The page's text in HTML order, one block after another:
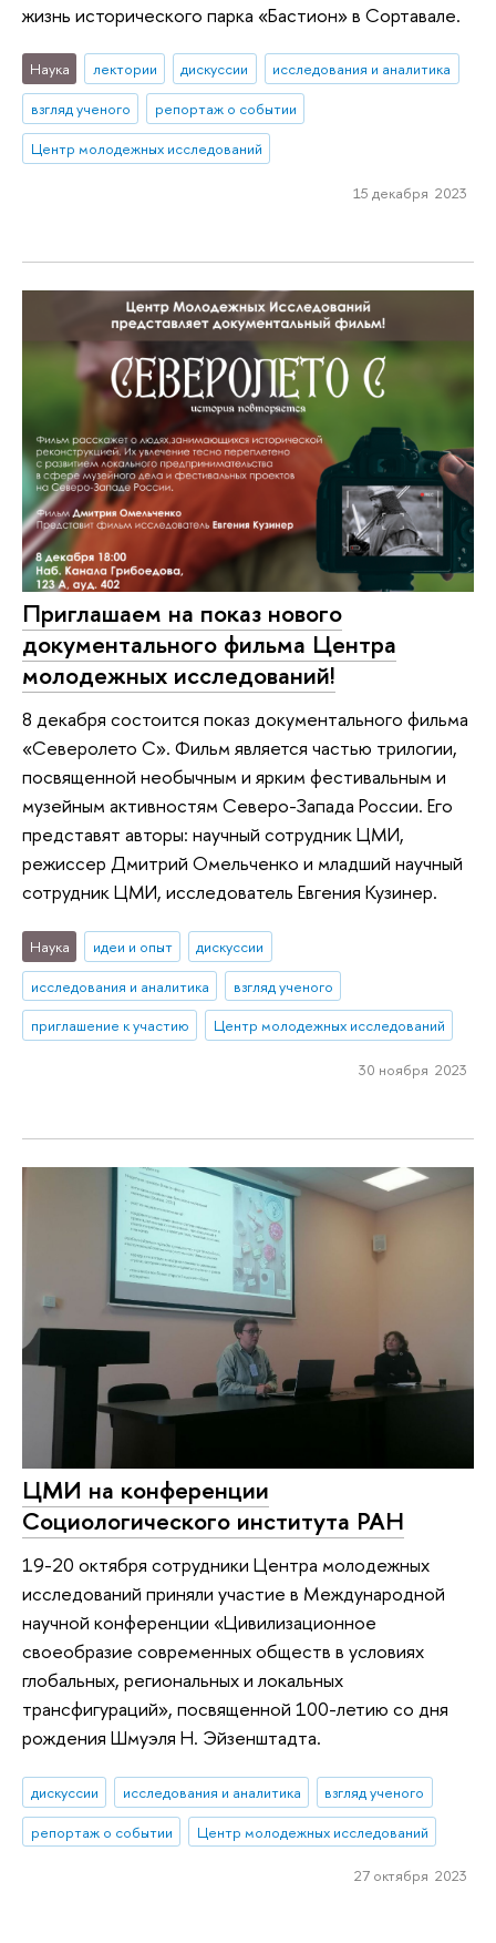
жизнь исторического парка «Бастион» в Сортавале.
Наука лектории дискуссии
исследования и аналитика
взгляд ученого
репортаж о событии
Центр молодежных исследований
15 декабря 2023
Приглашаем на показ нового
документального фильма Центра
молодежных исследований!
8 декабря состоится показ документального фильма
«Северолето С». Фильм является частью трилогии,
посвященной необычным и ярким фестивальным и
музейным активностям Северо-Запада России. Его
представят авторы: научный сотрудник ЦМИ,
режиссер Дмитрий Омельченко и младший научный
сотрудник ЦМИ, исследователь Евгения Кузинер.
Наука идеи и опыт
дискуссии
исследования и аналитика
взгляд ученого
приглашение к участию
Центр молодежных исследований
30 ноября 2023
ЦМИ на конференции
Социологического института РАН
19-20 октября сотрудники Центра молодежных
исследований приняли участие в Международной
научной конференции «Цивилизационное
своеобразие современных обществ в условиях
глобальных, региональных и локальных
трансфигураций», посвященной 100-летию со дня
рождения Шмуэля Н. Эйзенштадта.
дискуссии исследования и аналитика
взгляд ученого
репортаж о событии
Центр молодежных исследований
27 октября 2023